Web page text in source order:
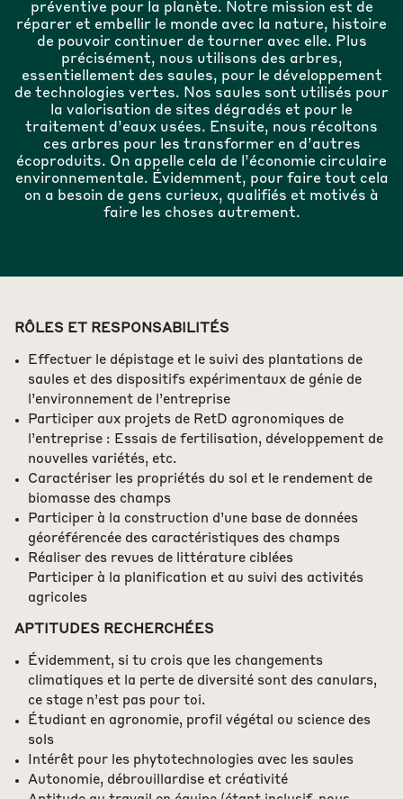
préventive pour la planète. Notre mission est de
réparer et embellir le monde avec la nature, histoire
de pouvoir continuer de tourner avec elle. Plus
précisément, nous utilisons des arbres,
essentiellement des saules, pour le développement
de technologies vertes. Nos saules sont utilisés pour
la valorisation de sites dégradés et pour le
traitement d’eaux usées. Ensuite, nous récoltons
ces arbres pour les transformer en d’autres
écoproduits. On appelle cela de l’économie circulaire
environnementale. Évidemment, pour faire tout cela
on a besoin de gens curieux, qualifiés et motivés à
faire les choses autrement.
RÔLES ET RESPONSABILITÉS
Effectuer le dépistage et le suivi des plantations de
saules et des dispositifs expérimentaux de génie de
l’environnement de l’entreprise
Participer aux projets de RetD agronomiques de
l’entreprise : Essais de fertilisation, développement de
nouvelles variétés, etc.
Caractériser les propriétés du sol et le rendement de
biomasse des champs
Participer à la construction d’une base de données
géoréférencée des caractéristiques des champs
Réaliser des revues de littérature ciblées
Participer à la planification et au suivi des activités
agricoles
APTITUDES RECHERCHÉES
Évidemment, si tu crois que les changements
climatiques et la perte de diversité sont des canulars,
ce stage n’est pas pour toi.
Étudiant en agronomie, profil végétal ou science des
sols
Intérêt pour les phytotechnologies avec les saules
Autonomie, débrouillardise et créativité